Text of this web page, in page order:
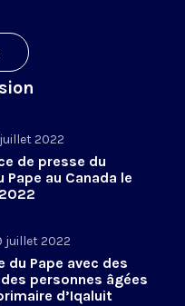
2022
de presse du
Pape au Canada le
juillet 2022
du Pape avec des
personnes âgées
d’Iqaluit